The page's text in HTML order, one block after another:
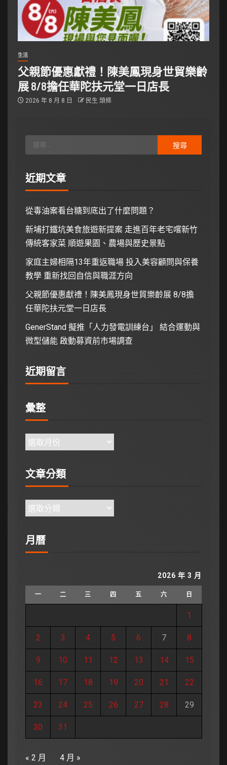
生活
父親節優惠獻禮！陳美鳳現身世貿樂齡
展 8/8擔任華陀扶元堂一日店長
2026 年 8 月 8 日 民生 頭條
近期文章
從毒油案看台糖到底出了什麼問題？
新埔打鐵坑美食旅遊新提案 走進百年老宅嚐新竹
傳統客家菜 順遊果園、農場與歷史景點
家庭主婦相隔13年重返職場 投入美容顧問與保養
教學 重新找回自信與職涯方向
父親節優惠獻禮！陳美鳳現身世貿樂齡展 8/8擔
任華陀扶元堂一日店長
GenerStand 擬推「人力發電訓練台」 結合運動與
微型儲能 啟動募資前市場調查
近期留言
彙整
文章分類
月曆
2026 年 3 月
一 二 三 四 五 六 日
1
2 3 4 5 6 7 8
9 10 11 12 13 14 15
16 17 18 19 20 21 22
23 24 25 26 27 28 29
30 31
« 2 月 4 月 »